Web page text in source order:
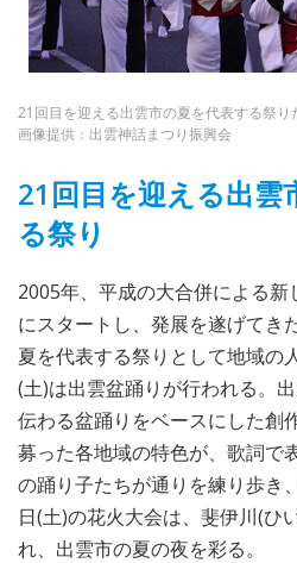
21回目を迎える出雲市の夏を代表する祭り
画像提供：出雲神話まつり振興会
21回目を迎える出雲
る祭り
2005年、平成の大合併による
にスタートし、発展を遂げてき
夏を代表する祭りとして地域の
(土)は出雲盆踊りが行われる。
伝わる盆踊りをベースにした創
募った各地域の特色が、歌詞で
の踊り子たちが通りを練り歩き
日(土)の花火大会は、斐伊川(ひ
れ、出雲市の夏の夜を彩る。